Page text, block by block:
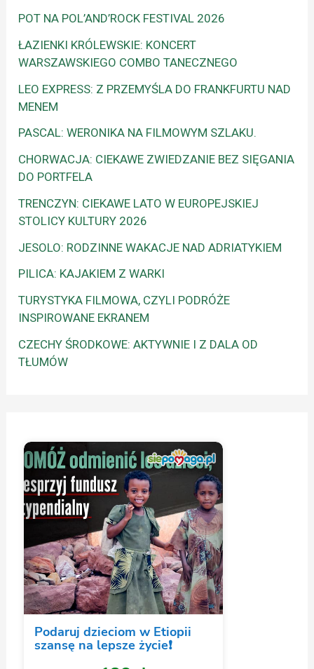
POT NA POL’AND’ROCK FESTIVAL 2026
ŁAZIENKI KRÓLEWSKIE: KONCERT
WARSZAWSKIEGO COMBO TANECZNEGO
LEO EXPRESS: Z PRZEMYŚLA DO FRANKFURTU NAD
MENEM
PASCAL: WERONIKA NA FILMOWYM SZLAKU.
CHORWACJA: CIEKAWE ZWIEDZANIE BEZ SIĘGANIA
DO PORTFELA
TRENCZYN: CIEKAWE LATO W EUROPEJSKIEJ
STOLICY KULTURY 2026
JESOLO: RODZINNE WAKACJE NAD ADRIATYKIEM
PILICA: KAJAKIEM Z WARKI
TURYSTYKA FILMOWA, CZYLI PODRÓŻE
INSPIROWANE EKRANEM
CZECHY ŚRODKOWE: AKTYWNIE I Z DALA OD
TŁUMÓW